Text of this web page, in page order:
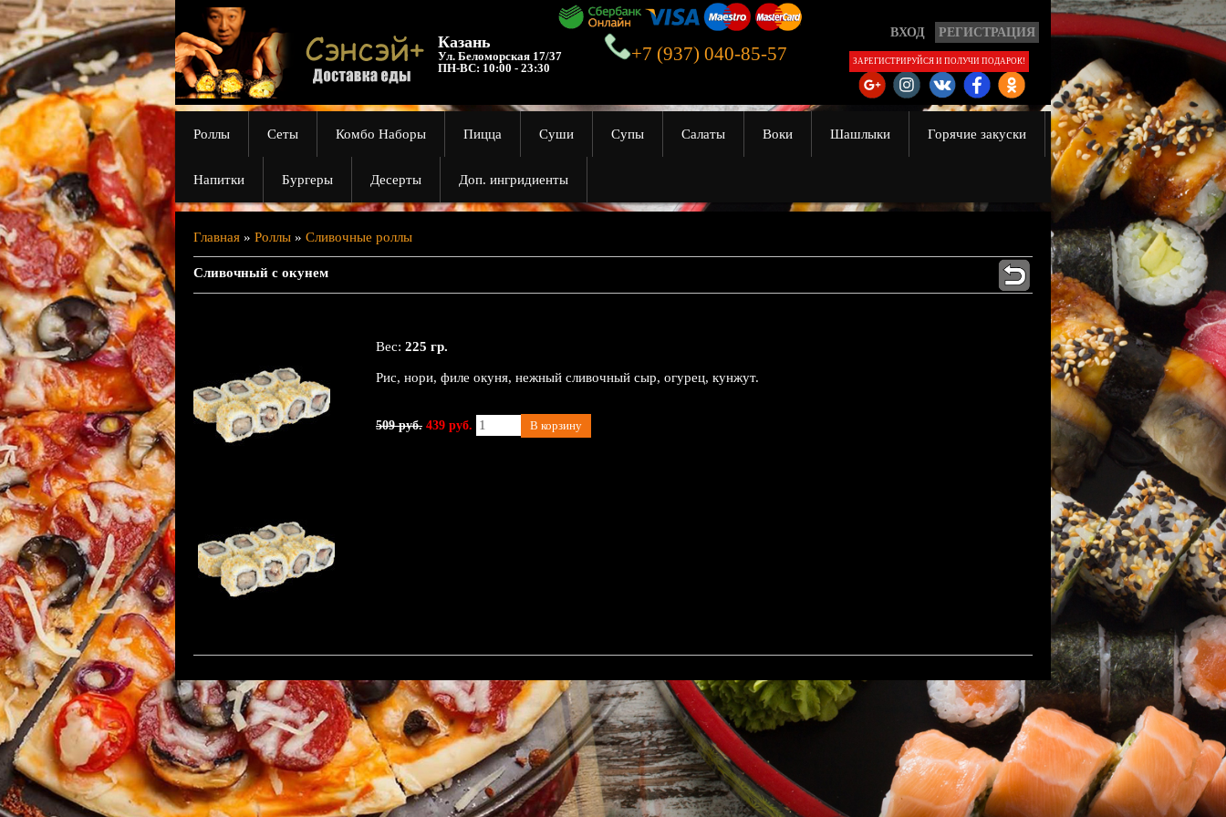
Казань
Ул. Беломорская 17/37
ПН-ВС: 10:00 - 23:30
+7 (937) 040-85-57
ВХОД РЕГИСТРАЦИЯ
ЗАРЕГИСТРИРУЙСЯ И ПОЛУЧИ ПОДАРОК!
Роллы Сеты Комбо Наборы Пицца Суши Супы Салаты Воки Шашлыки Горячие закуски
Напитки Бургеры Десерты Доп. ингридиенты
Главная » Роллы » Сливочные роллы
Сливочный с окунем
Вес: 225 гр.
Рис, нори, филе окуня, нежный сливочный сыр, огурец, кунжут.
509 руб. 439 руб.